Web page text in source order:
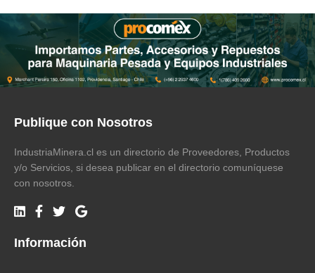
Publique con Nosotros
IndustriaMinera.cl es un directorio de Proveedores, Productos
y/o Servicios, si desea publicar en el directorio comuníquese
con nosotros.
Información